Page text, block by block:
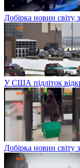
Добірка новин світу
У США підліток
Добірка новин світу